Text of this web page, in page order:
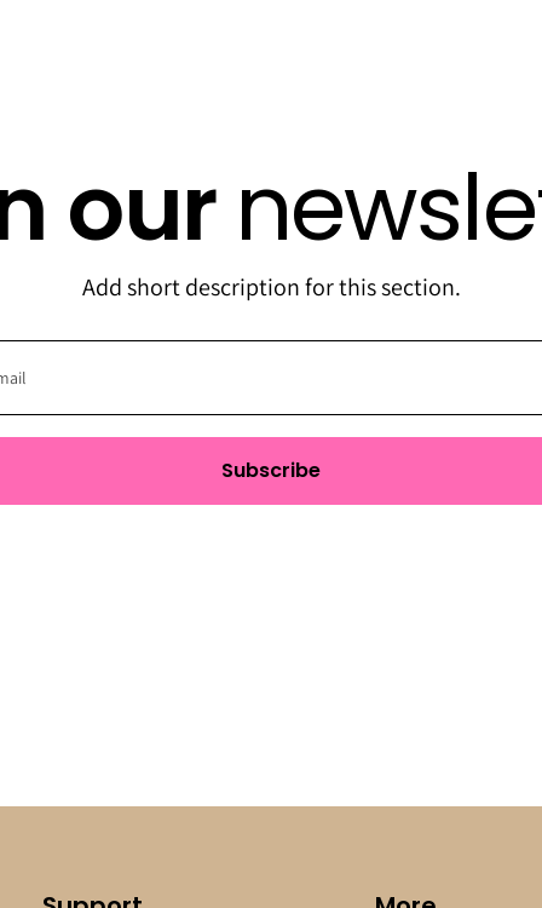
our
Add short description for this section.
Subscribe